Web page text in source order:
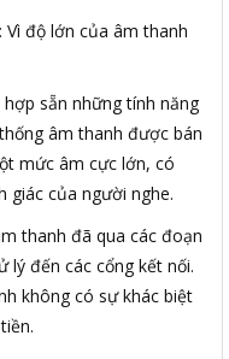
độ lớn của âm thanh
sẵn những tính năng
âm thanh được bán
mức âm cực lớn, có
giác của người nghe.
thanh đã qua các đoạn
lý đến các cổng kết nối.
không có sự khác biệt